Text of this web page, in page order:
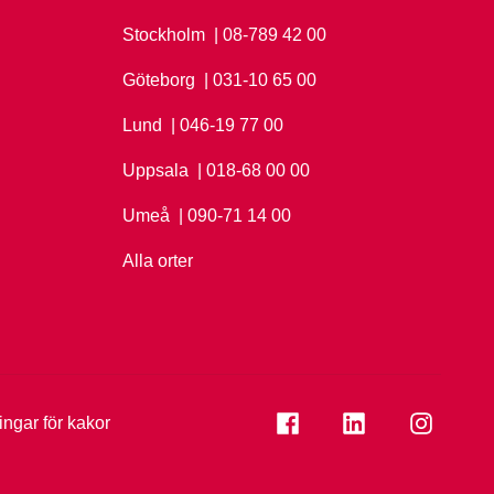
Stockholm Ring Stockholm på
| 08-789 42 00
Göteborg Ring Göteborg på
| 031-10 65 00
Lund Ring Lund på
| 046-19 77 00
Uppsala Ring Uppsala på
| 018-68 00 00
Umeå Ring Umeå på
| 090-71 14 00
Alla orter
för kakor Se folkuniversitetet på
Se